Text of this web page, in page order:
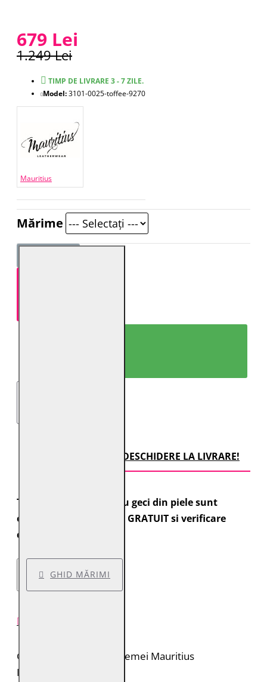
679 Lei
1.249 Lei
TIMP DE LIVRARE 3 - 7 ZILE.
Model:3101-0025-toffee-9270
Mauritius
Mărime
TRANSPORT CU DESCHIDERE LA LIVRARE!
Toate comenzile pentru geci din piele sunt
expediate cu transport GRATUIT si verificare
colet.
GHID MĂRIMI
Geacă de piele pentru femei Mauritius
Brand: Mauritius